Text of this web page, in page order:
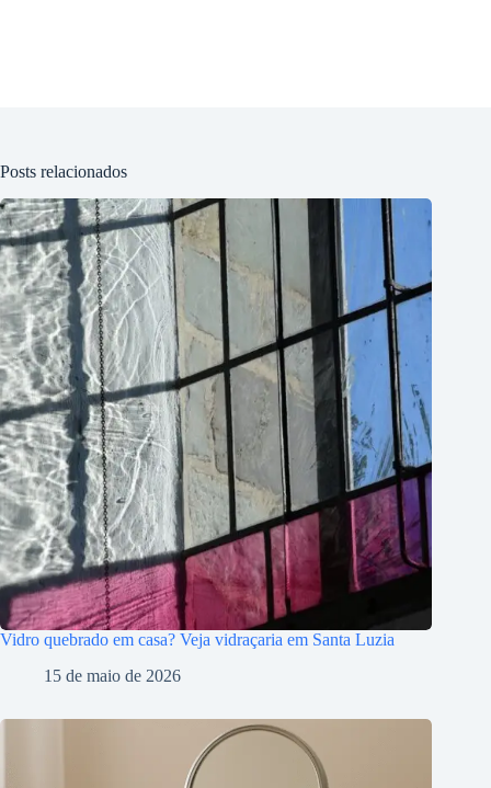
Posts relacionados
Vidro quebrado em casa? Veja vidraçaria em Santa Luzia
15 de maio de 2026